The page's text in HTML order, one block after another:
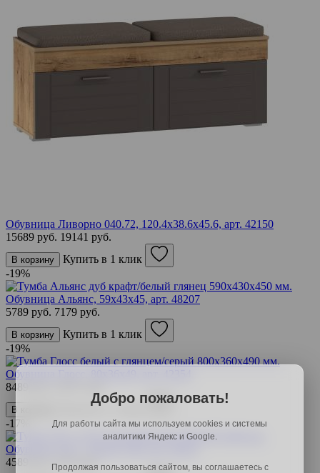
Обувница Ливорно 040.72, 120.4х38.6х45.6, арт. 42150
15689 руб. 19141 руб.
В корзину
Купить в 1 клик
-19%
Обувница Альянс, 59х43х45, арт. 48207
5789 руб. 7179 руб.
В корзину
Купить в 1 клик
-19%
Обувница Глосс, 80х36х49,
8489 руб.
В корзину
Купить в 1 клик
-17%
Обувница ТП-1, 60х28.7х48,
4589 руб.
5553 руб.
Добро пожаловать!
Для работы сайта мы используем cookies и системы
аналитики Яндекс и Google.
Продолжая пользоваться сайтом, вы соглашаетесь с